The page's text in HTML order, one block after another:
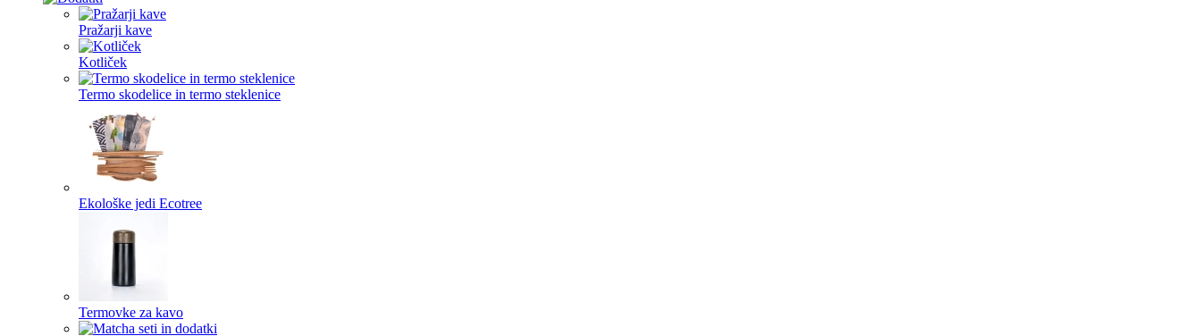
Pražarji kave
Kotliček
Termo skodelice in termo steklenice
Ekološke jedi Ecotree
Termovke za kavo